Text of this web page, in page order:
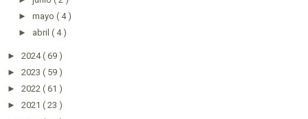
► mayo ( 4 )
► abril ( 4 )
► 2024( 69 )
► 2023 ( 59 )
► 2022 ( 61 )
► 2021 ( 23 )